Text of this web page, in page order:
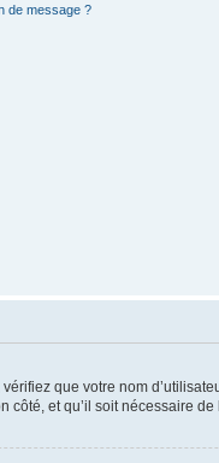
de message ?
que votre nom
côté, et qu’il soit nécessaire de